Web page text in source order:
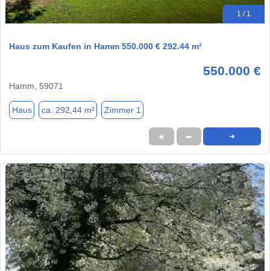
1 / 1
Haus zum Kaufen in Hamm 550.000 € 292.44 m²
550.000 €
Hamm, 59071
Haus ca. 292,44 m² Zimmer 1
★ ➦ ➜